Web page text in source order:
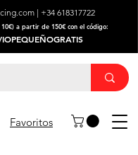
| +34 618317722
10€) a partir de 150€ con el código:
Favoritos